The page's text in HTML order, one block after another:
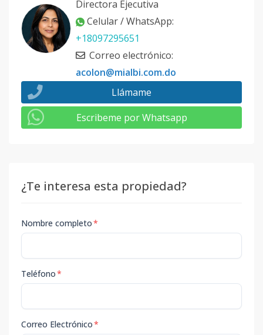
Directora Ejecutiva
Celular / WhatsApp:
+18097295651
Correo electrónico:
acolon@mialbi.com.do
Llámame
Escribeme por Whatsapp
¿Te interesa esta propiedad?
Nombre completo*
Teléfono*
Correo Electrónico*